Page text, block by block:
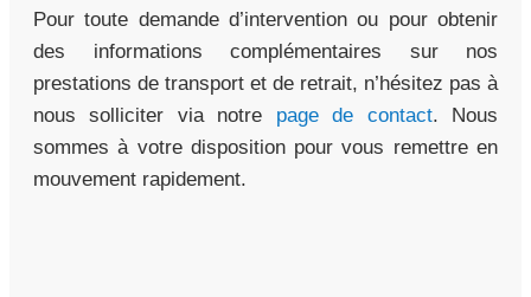
Pour toute demande d’intervention ou pour obtenir
des informations complémentaires sur nos
prestations de transport et de retrait, n’hésitez pas à
nous solliciter via notre page de contact. Nous
sommes à votre disposition pour vous remettre en
mouvement rapidement.